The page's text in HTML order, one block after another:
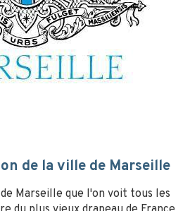
de la ville de Marseille
Marseille que l'on voit tous les